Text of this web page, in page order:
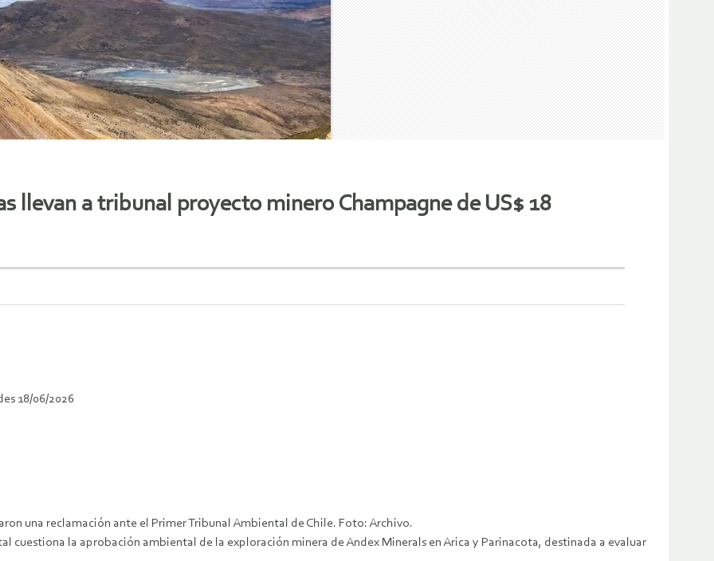
llevan a tribunal proyecto minero Champagne de US$ 18
18/06/2026
una reclamación ante el Primer Tribunal Ambiental de Chile. Foto: Archivo.
cuestiona la aprobación ambiental de la exploración minera de Andex Minerals en Arica y Parinacota, destinada a evaluar